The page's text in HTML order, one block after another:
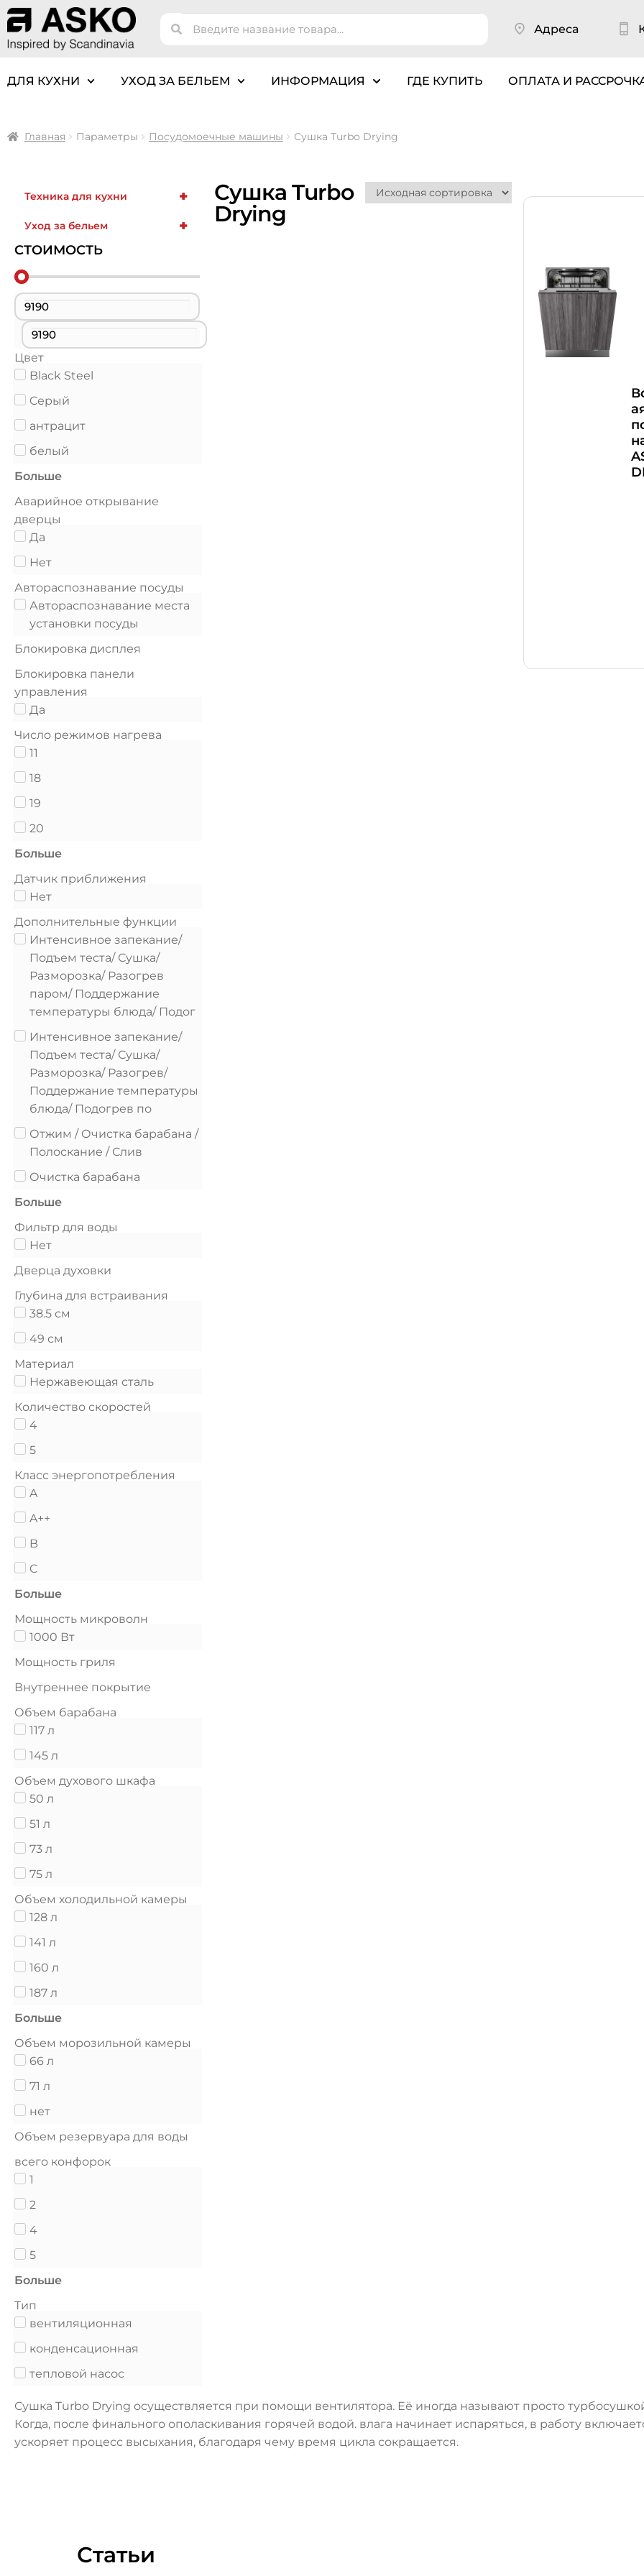
Адреса
ДЛЯ КУХНИ УХОД ЗА БЕЛЬЕМ ИНФОРМАЦИЯ ГДЕ КУПИТЬ ОПЛАТА И
Главная Параметры Посудомоечные машины Сушка Turbo Drying
+
Техника для кухни
+
Уход за бельем
СТОИМОСТЬ
Цвет
Black Steel
Cерый
антрацит
белый
Больше
Аварийное открывание
дверцы
Да
Нет
Автораспознавание посуды
Автораспознавание места
установки посуды
Блокировка дисплея
Блокировка панели
управления
Да
Число режимов нагрева
11
18
19
20
Больше
Датчик приближения
Нет
Дополнительные функции
Интенсивное запекание/
Подъем теста/ Сушка/
Разморозка/ Разогрев
паром/ Поддержание
температуры блюда/ Подог
Интенсивное запекание/
Подъем теста/ Сушка/
Разморозка/ Разогрев/
Поддержание температуры
блюда/ Подогрев по
Отжим / Очистка барабана /
Полоскание / Слив
Очистка барабана
Больше
Фильтр для воды
Нет
Дверца духовки
Глубина для встраивания
38.5 см
49 см
Материал
Нержавеющая сталь
Количество скоростей
4
5
Класс энергопотребления
A
A++
B
C
Больше
Мощность микроволн
1000 Вт
Мощность гриля
Внутреннее покрытие
Объем барабана
117 л
145 л
Объем духового шкафа
50 л
51 л
73 л
75 л
Объем холодильной камеры
128 л
141 л
160 л
187 л
Больше
Объем морозильной камеры
66 л
71 л
нет
Объем резервуара для воды
всего конфорок
1
2
4
5
Больше
Тип
вентиляционная
конденсационная
тепловой насос
Сушка Turbo
Drying
Сушка Turbo Drying осуществляется при помощи вентилятора. Её иногда называют просто
Когда, после финального ополаскивания горячей водой. влага начинает испаряться, в работу
ускоряет процесс высыхания, благодаря чему время цикла сокращается.
Статьи